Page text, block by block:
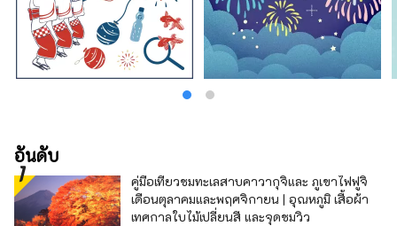
อันดับ
คู่มือเที่ยวชมทะเลสาบคาวากุจิและ ภูเขาไฟฟูจิ
เดือนตุลาคมและพฤศจิกายน | อุณหภูมิ เสื้อผ้า
เทศกาลใบไม้เปลี่ยนสี และจุดชมวิว